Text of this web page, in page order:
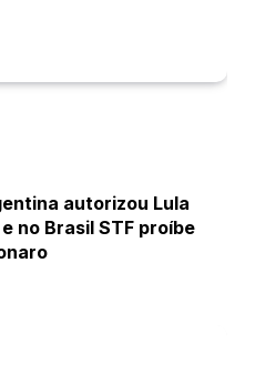
autorizou Lula
no Brasil STF proíbe